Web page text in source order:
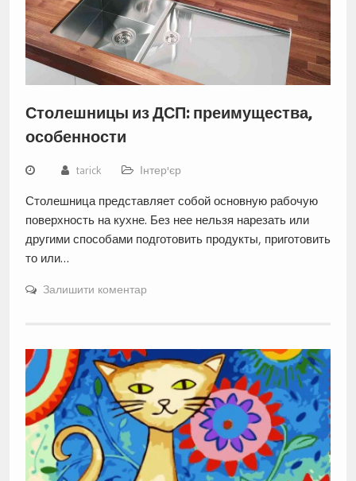
Столешницы из ДСП: преимущества,
особенности
tarick Інтер'єр
Столешница представляет собой основную рабочую
поверхность на кухне. Без нее нельзя нарезать или
другими способами подготовить продукты, приготовить
то или…
Залишити коментар